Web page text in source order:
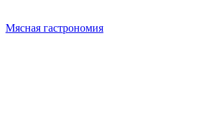
Мясная гастрономия